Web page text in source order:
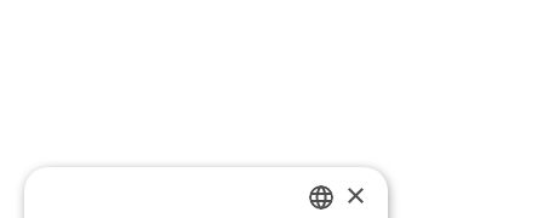
×